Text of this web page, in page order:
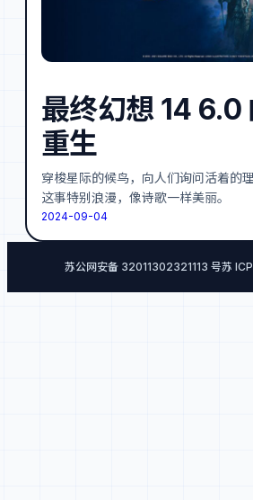
最终幻想 14 6.0
重生
穿梭星际的候鸟，向人们询问活着的
这事特别浪漫，像诗歌一样美丽。
2024-09-04
苏公网安备 32011302321113 号苏